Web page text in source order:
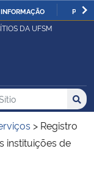
DA UFSM
no Sítio
> Registro
instituições de